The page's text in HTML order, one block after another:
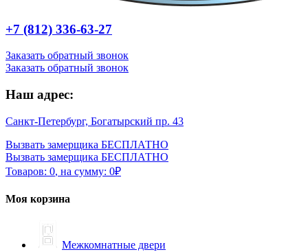
+7 (812) 336-63-27
Заказать обратный звонок
Заказать обратный звонок
Наш адрес:
Санкт-Петербург, Богатырский пр. 43
Вызвать замерщика БЕСПЛАТНО
Вызвать замерщика БЕСПЛАТНО
Товаров: 0, на сумму: 0₽
Моя корзина
Межкомнатные двери